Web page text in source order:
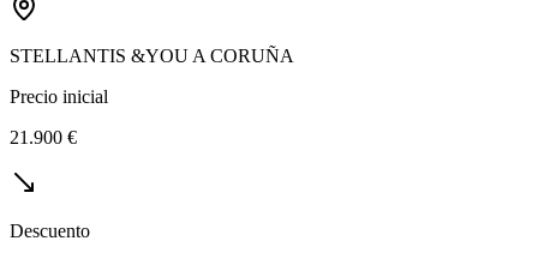
STELLANTIS &YOU A CORUÑA
Precio inicial
21.900 €
Descuento